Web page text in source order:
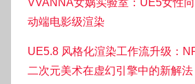
VVANNA女娲实验室：UE5女性
动端电影级渲染
UE5.8 风格化渲染工作流升级：
二次元美术在虚幻引擎中的新解法